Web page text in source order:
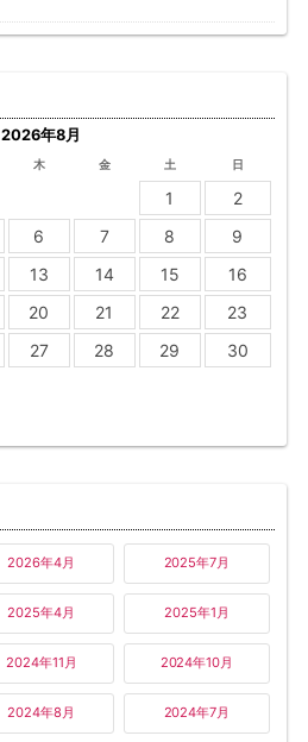
2026年8月
木 金 土 日
1
2
6 7 8
9
13 14 15
16
20 21 22
23
27 28 29
30
2026年4月 2025年7月
2025年4月 2025年1月
2024年11月 2024年10月
2024年8月 2024年7月